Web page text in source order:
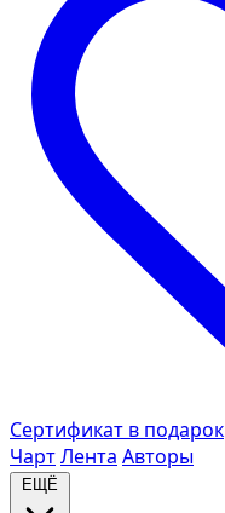
Сертификат в подарок
ЧартЛента Авторы
ЕЩЁ